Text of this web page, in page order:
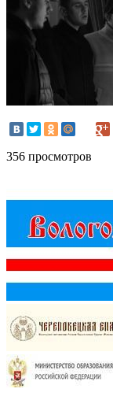
356 просмотров